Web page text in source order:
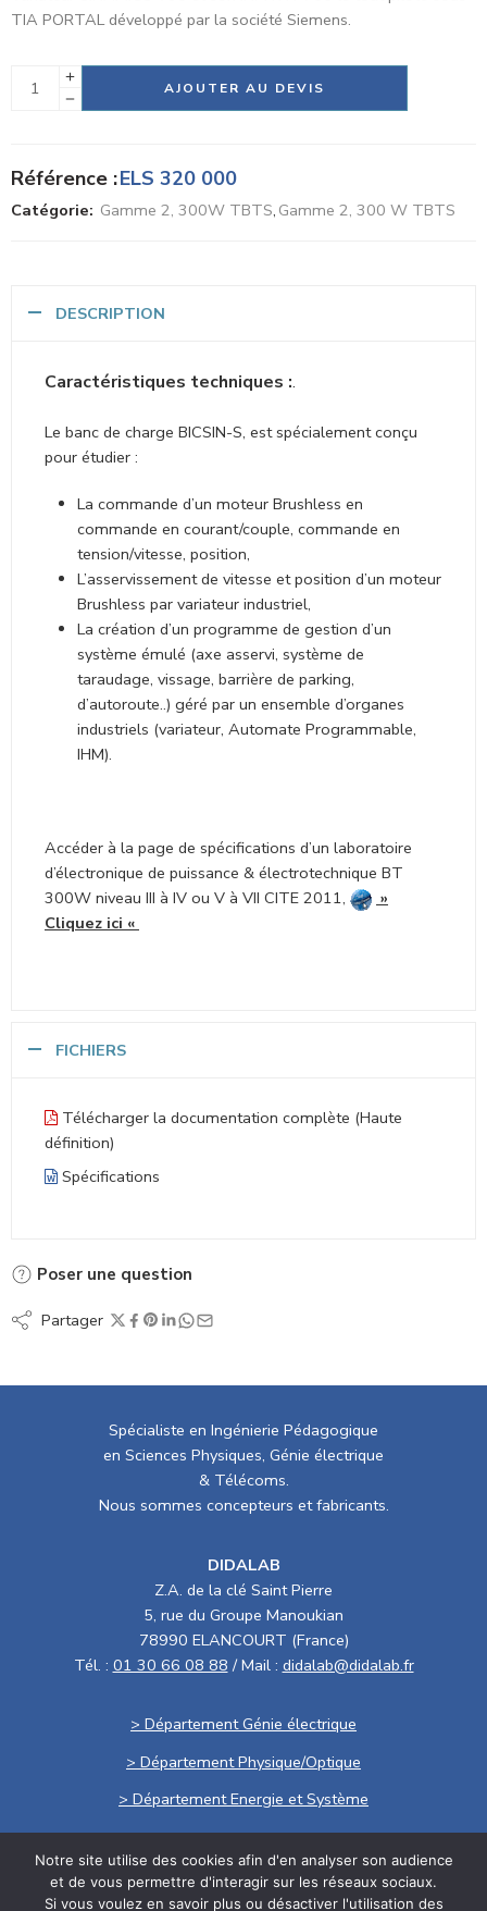
TIA PORTAL développé par la société Siemens.
AJOUTER AU DEVIS
Alternative:
Référence :ELS 320 000
Catégorie: Gamme 2, 300W TBTS, Gamme 2, 300 W TBTS
DESCRIPTION
Caractéristiques techniques :.
Le banc de charge BICSIN-S, est spécialement conçu
pour étudier :
La commande d’un moteur Brushless en
commande en courant/couple, commande en
tension/vitesse, position,
L’asservissement de vitesse et position d’un moteur
Brushless par variateur industriel,
La création d’un programme de gestion d’un
système émulé (axe asservi, système de
taraudage, vissage, barrière de parking,
d’autoroute..) géré par un ensemble d’organes
industriels (variateur, Automate Programmable,
IHM).
Accéder à la page de spécifications d’un laboratoire
d’électronique de puissance & électrotechnique BT
300W niveau III à IV ou V à VII CITE 2011,
»
Cliquez ici «
FICHIERS
Télécharger la documentation complète (Haute
définition)
Spécifications
Poser une question
Partager
Spécialiste en Ingénierie Pédagogique
en Sciences Physiques, Génie électrique
& Télécoms.
Nous sommes concepteurs et fabricants.
DIDALAB
Z.A. de la clé Saint Pierre
5, rue du Groupe Manoukian
78990 ELANCOURT (France)
Tél. : 01 30 66 08 88 / Mail : didalab@didalab.fr
> Département Génie électrique
> Département Physique/Optique
> Département Energie et Système
Politique de confidentialité
Notre site utilise des cookies afin d'en analyser son audience
et de vous permettre d'interagir sur les réseaux sociaux.
Si vous voulez en savoir plus ou désactiver l'utilisation des